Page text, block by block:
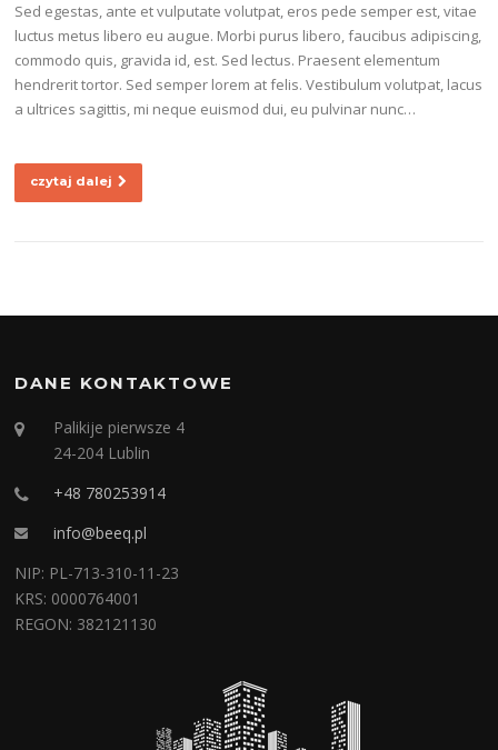
Sed egestas, ante et vulputate volutpat, eros pede semper est, vitae
luctus metus libero eu augue. Morbi purus libero, faucibus adipiscing,
commodo quis, gravida id, est. Sed lectus. Praesent elementum
hendrerit tortor. Sed semper lorem at felis. Vestibulum volutpat, lacus
a ultrices sagittis, mi neque euismod dui, eu pulvinar nunc…
czytaj dalej
DANE KONTAKTOWE
Palikije pierwsze 4
24-204 Lublin
+48 780253914
info@beeq.pl
NIP: PL-713-310-11-23
KRS: 0000764001
REGON: 382121130